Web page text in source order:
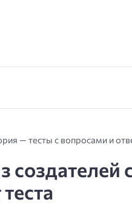
— тесты с вопросами и
создателей